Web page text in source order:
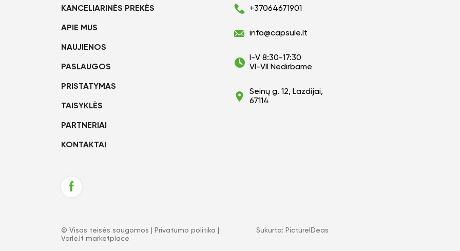
KANCELIARINĖS PREKĖS
APIE MUS
NAUJIENOS
PASLAUGOS
PRISTATYMAS
TAISYKLĖS
PARTNERIAI
KONTAKTAI
+37064671901
info@capsule.lt
I-V 8:30-17:30
VI-VII Nedirbame
Seinų g. 12, Lazdijai,
67114
© Visos teisės saugomos | Privatumo politika
Varle.lt marketplace
Sukurta: PictureIDeas